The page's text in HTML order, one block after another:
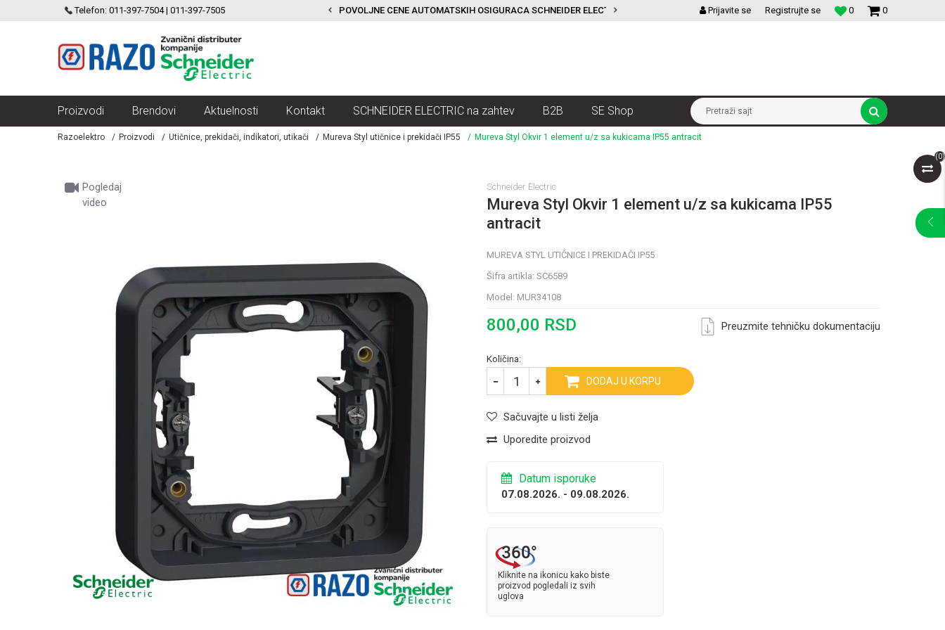
Telefon: 011-397-7504 | 011-397-7505
ELECTRIC VELIKI IZBOR MODULARNIH PREKIDACA I UTICNICA POVOLJNE CENE AUTOMATSKIH OSIGURACA SCHNEIDER ELECTRIC VELIKI IZBOR MODULARNIH PREKIDACA I UTICNICA 0
0
Prijavite se Registrujte se
Proizvodi Brendovi Aktuelnosti Kontakt SCHNEIDER ELECTRIC na zahtev B2B SE Shop Pretraži sajt
(0)
Razoelektro Proizvodi Utičnice, prekidači, indikatori, utikači Mureva Styl utičnice i prekidači IP55 Mureva Styl Okvir 1 element u/z sa kukicama IP55 antracit
Pogledaj
video
Schneider Electric
Mureva Styl Okvir 1 element u/z sa kukicama IP55
antracit
MUREVA STYL UTIČNICE I PREKIDAČI IP55
Šifra artikla: SC6589
Model: MUR34108
Preuzmite tehničku dokumentaciju
800,00 RSD
Količina:
DODAJ U KORPU
Sačuvajte u listi želja
Uporedite proizvod
Datum isporuke
07.08.2026. - 09.08.2026.
Kliknite na ikonicu kako biste
proizvod pogledali iz svih
uglova